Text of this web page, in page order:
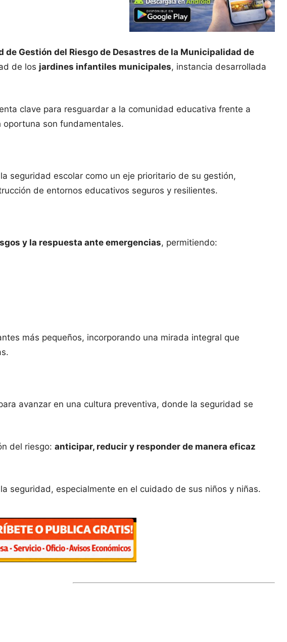
de Gestión del Riesgo de Desastres de la Municipalidad de
de los jardines infantiles municipales, instancia desarrollada
clave para resguardar a la comunidad educativa frente a
son fundamentales.
seguridad escolar como un eje prioritario de su gestión,
de entornos educativos seguros y resilientes.
y la respuesta ante emergencias, permitiendo:
más pequeños, incorporando una mirada integral que
avanzar en una cultura preventiva, donde la seguridad se
del riesgo: anticipar, reducir y responder de manera eficaz
seguridad, especialmente en el cuidado de sus niños y niñas.